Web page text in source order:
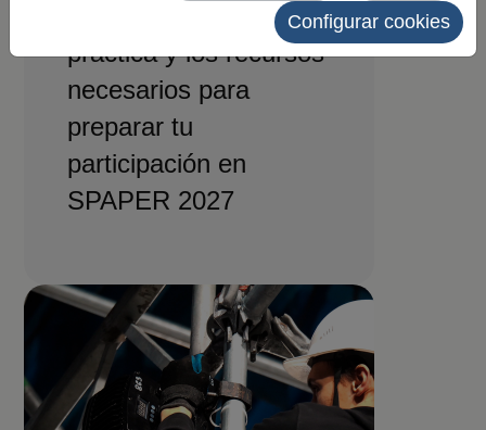
Toda la información
práctica y los recursos
necesarios para
preparar tu
participación en
SPAPER 2027
Configurar cookies